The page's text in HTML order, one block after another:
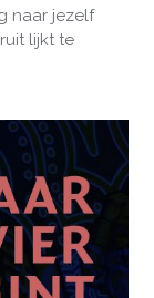
naar jezelf
lijkt te